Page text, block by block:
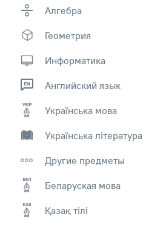
Алгебра
Геометрия
Информатика
Английский язык
Українська мова
Українська література
Другие предметы
Беларуская мова
Қазақ тiлi